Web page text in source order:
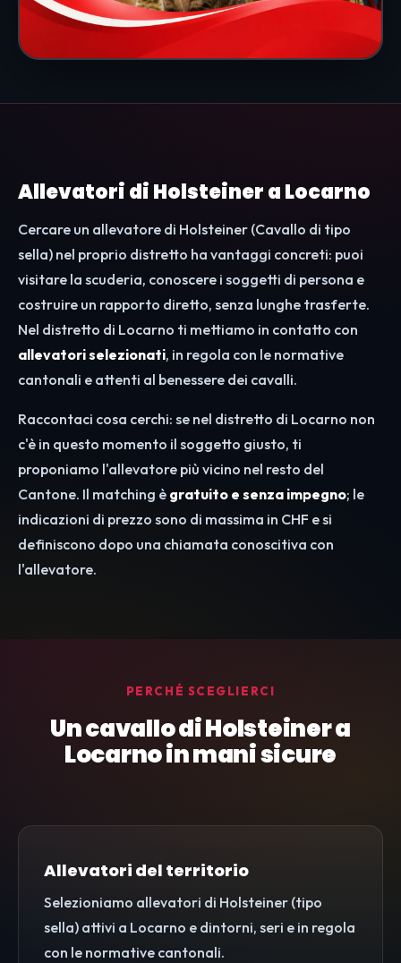
Allevatori di Holsteiner a Locarno
Cercare un allevatore di Holsteiner (Cavallo di tipo
sella) nel proprio distretto ha vantaggi concreti: puoi
visitare la scuderia, conoscere i soggetti di persona e
costruire un rapporto diretto, senza lunghe trasferte.
Nel distretto di Locarno ti mettiamo in contatto con
allevatori selezionati, in regola con le normative
cantonali e attenti al benessere dei cavalli.
Raccontaci cosa cerchi: se nel distretto di Locarno non
c'è in questo momento il soggetto giusto, ti
proponiamo l'allevatore più vicino nel resto del
Cantone. Il matching è gratuito e senza impegno; le
indicazioni di prezzo sono di massima in CHF e si
definiscono dopo una chiamata conoscitiva con
l'allevatore.
PERCHÉ SCEGLIERCI
Un cavallo di Holsteiner a
Locarno in mani sicure
Allevatori del territorio
Selezioniamo allevatori di Holsteiner (tipo
sella) attivi a Locarno e dintorni, seri e in regola
con le normative cantonali.